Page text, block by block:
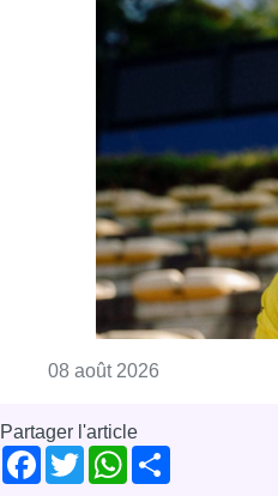
08 août 2026
Partager l'article
Facebook
TwitterWhatsApp